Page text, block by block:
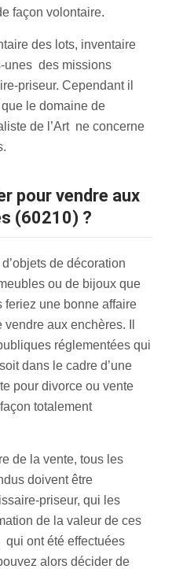
façon volontaire.
des lots, inventaire
unes des missions
priseur. Cependant il
le domaine de
de l’Art ne concerne
(60210) ?
de décoration
ou de bijoux que
feriez une bonne affaire
aux enchères. Il
réglementées qui
dans le cadre d’une
pour divorce ou vente
totalement
de la vente, tous les
doivent être
priseur, qui les
de la valeur de ces
ont été effectuées
alors décider de